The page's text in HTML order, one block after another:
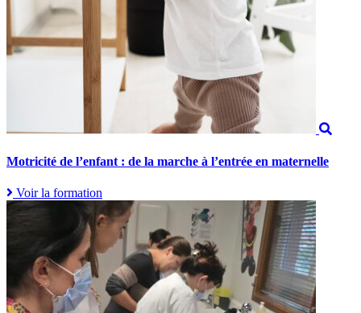
Motricité de l’enfant : de la marche à l’entrée en maternelle
Voir la formation